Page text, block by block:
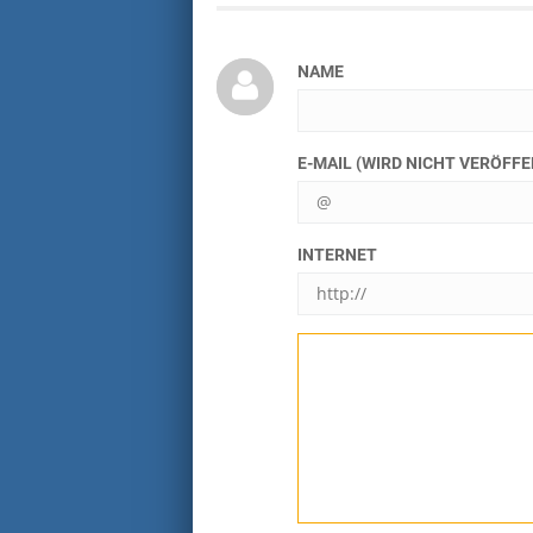
NAME
E-MAIL (WIRD NICHT
INTERNET